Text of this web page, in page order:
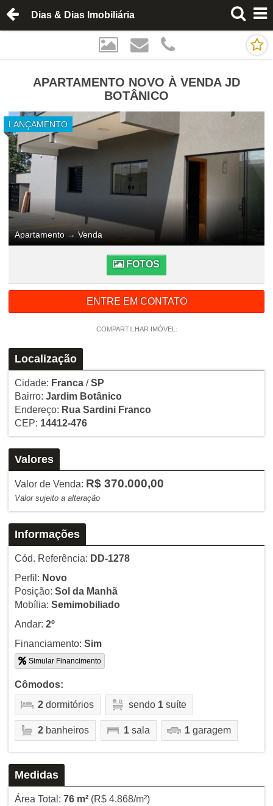
Dias & Dias Imobiliária
APARTAMENTO NOVO À VENDA JD
BOTÂNICO
LANÇAMENTO
Apartamento→Venda
FOTOS
ENTRE EM CONTATO
COMPARTILHAR IMÓVEL:
Localização
Cidade: Franca/SP
Bairro: Jardim Botânico
Endereço: Rua Sardini Franco
CEP: 14412-476
Valores
Valor de Venda: R$ 370.000,00
Valor sujeito a alteração
Informações
Cód. Referência: DD-1278
Perfil: Novo
Posição: Sol da Manhã
Mobília: Semimobiliado
Andar: 2º
Financiamento: Sim
Simular Financimento
Cômodos:
2dormitórios sendo 1suíte
2banheiros 1sala 1garagem
Medidas
Área Total: 76 m²(R$ 4.868/m²)